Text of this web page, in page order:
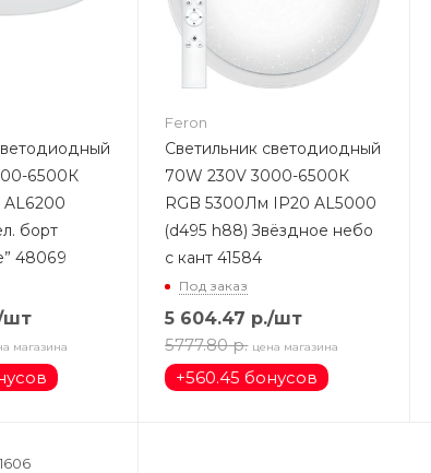
6500К
борт
48069
шт
магазина
Feron
Светильник светодиодный
70W 230V 3000-6500К
RGB 5300Лм IP20 AL5000
(d495 h88) Звёздное небо
с кант 41584
Под заказ
5 604.47 р./шт
5777.80 р. цена магазина
+560.45 бонусов